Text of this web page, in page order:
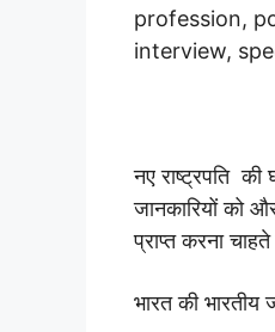
profession,
interview,
नए राष्ट्रपति की
जानकारियों को
प्राप्त करना
भारत की भारतीय